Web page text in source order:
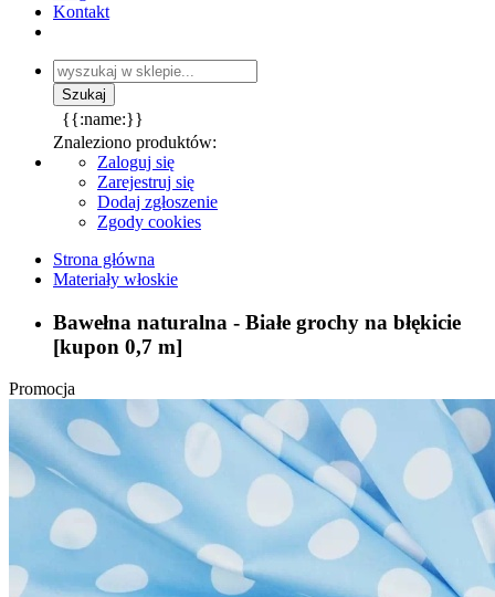
Kontakt
{{:name:}}
Znaleziono produktów:
Zaloguj się
Zarejestruj się
Dodaj zgłoszenie
Zgody cookies
Strona główna
Materiały włoskie
Bawełna naturalna - Białe grochy na błękicie
[kupon 0,7 m]
Promocja